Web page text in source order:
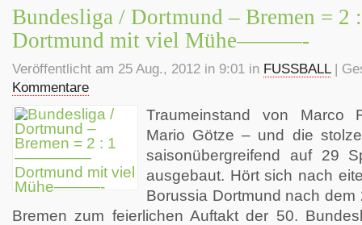
Bundesliga / Dortmund – Bremen
Dortmund mit viel Mühe———-
Veröffentlicht am 25 Aug., 2012 in 9:01 in FUSSBALL|
Kommentare
Traumeinstand von Marco
Mario Götze – und die
saisonübergreifend auf 29
ausgebaut. Hört sich nach
Borussia Dortmund nach
Bremen zum feierlichen Auftakt der 50.